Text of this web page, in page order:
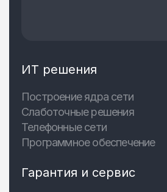
ИТ решения
Построение ядра сети
Слаботочные решения
Телефонные сети
Программное обеспечение
Гарантия и сервис